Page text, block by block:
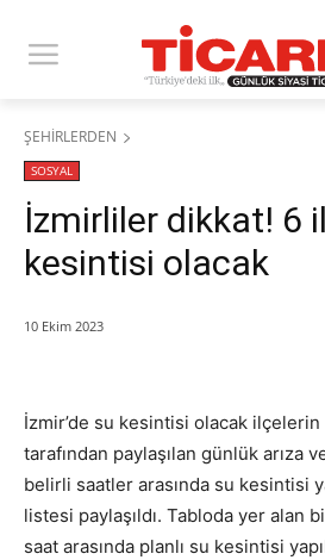
ŞEHİRLERDEN
SOSYAL
İzmirliler dikkat! 6
kesintisi olacak
10 Ekim 2023
İzmir’de su kesintisi olacak
tarafından paylaşılan günlük arıza
belirli saatler arasında su kesintisi
listesi paylaşıldı. Tabloda yer alan
saat arasında planlı su kesintisi